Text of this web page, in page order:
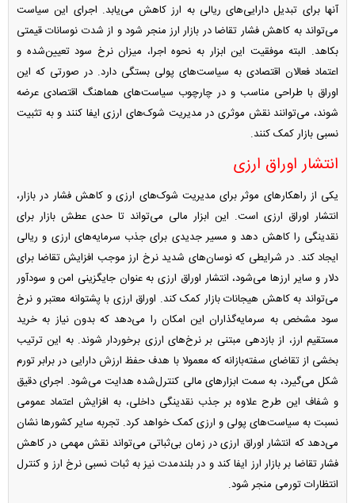
آنها برای تبدیل دارایی‌های ریالی به ارز کاهش می‌یابد. اجرای این سیاست
می‌تواند به کاهش فشار تقاضا در بازار ارز منجر شود و از شدت نوسانات قیمتی
بکاهد. البته موفقیت این ابزار به نحوه اجرا، میزان نرخ سود تعیین‌شده و
اعتماد فعالان اقتصادی به سیاست‌های پولی بستگی دارد. در صورتی که این
اوراق با طراحی مناسب و در چارچوب سیاست‌های هماهنگ اقتصادی عرضه
شوند، می‌توانند نقش موثری در مدیریت شوک‌های ارزی ایفا کنند و به تثبیت
نسبی بازار کمک کنند.
انتشار اوراق ارزی
یکی از راهکارهای موثر برای مدیریت شوک‌های ارزی و کاهش فشار در بازار،
انتشار اوراق ارزی است. این ابزار مالی می‌تواند تا حدی عطش بازار برای
نقدینگی را کاهش دهد و مسیر جدیدی برای جذب سرمایه‌های ارزی و ریالی
ایجاد کند. در شرایطی که نوسان‌های شدید نرخ ارز موجب افزایش تقاضا برای
دلار و سایر ارزها می‌شود، انتشار اوراق ارزی به عنوان جایگزینی امن و سودآور
می‌تواند به کاهش هیجانات بازار کمک کند. اوراق ارزی با پشتوانه معتبر و نرخ
سود مشخص به سرمایه‌گذاران این امکان را می‌دهد که بدون نیاز به خرید
مستقیم ارز، از بازدهی مبتنی بر نرخ‌های ارزی برخوردار شوند. به این ترتیب
بخشی از تقاضای سفته‌بازانه که معمولا با هدف حفظ ارزش دارایی در برابر تورم
شکل می‌گیرد، به سمت ابزارهای مالی کنترل‌شده هدایت می‌شود. اجرای دقیق
و شفاف این طرح علاوه بر جذب نقدینگی داخلی، به افزایش اعتماد عمومی
نسبت به سیاست‌های پولی و ارزی کمک خواهد کرد. تجربه سایر کشورها نشان
می‌دهد که انتشار اوراق ارزی در زمان بی‌ثباتی می‌تواند نقش مهمی در کاهش
فشار تقاضا بر بازار ارز ایفا کند و در بلندمدت نیز به ثبات نسبی نرخ ارز و کنترل
انتظارات تورمی منجر شود.